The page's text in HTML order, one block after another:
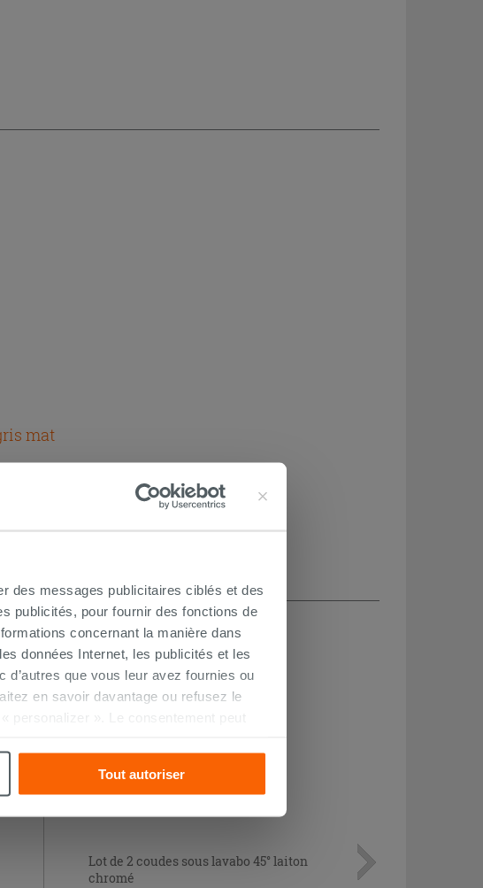
des messages publicitaires ciblés et des
publicités, pour fournir des fonctions de
concernant la manière dans
données Internet, les publicités et les
que vous leur avez fournies ou
en savoir davantage ou refusez le
« personalizer ». Le consentement peut
Tout autoriser
mat
ACHETÉ
Lot de 2 coudes sous lavabo 45° laiton
chromé